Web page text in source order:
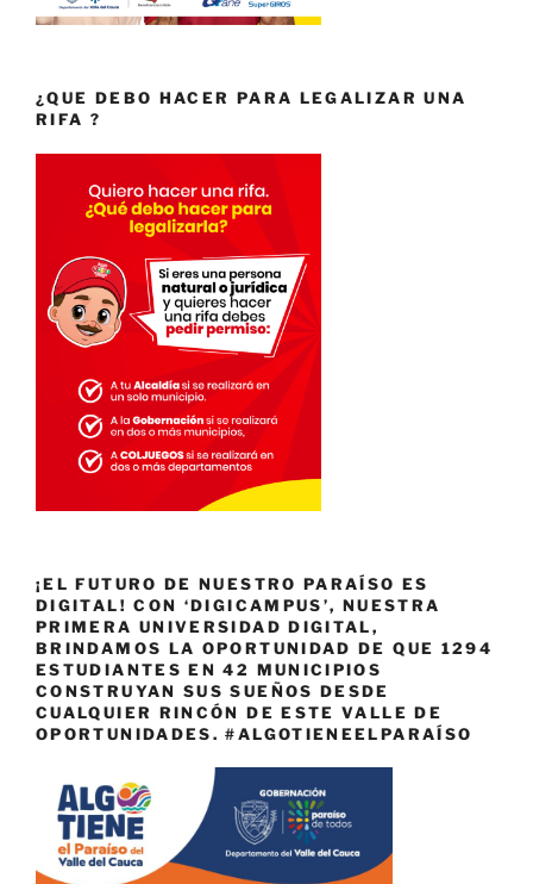
¿QUE DEBO HACER PARA LEGALIZAR UNA
RIFA ?
¡EL FUTURO DE NUESTRO PARAÍSO ES
DIGITAL! CON ‘DIGICAMPUS’, NUESTRA
PRIMERA UNIVERSIDAD DIGITAL,
BRINDAMOS LA OPORTUNIDAD DE QUE 1294
ESTUDIANTES EN 42 MUNICIPIOS
CONSTRUYAN SUS SUEÑOS DESDE
CUALQUIER RINCÓN DE ESTE VALLE DE
OPORTUNIDADES. #ALGOTIENEELPARAÍSO